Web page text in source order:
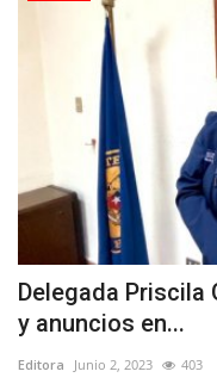
Delegada Priscila
y anuncios en...
Editora Junio 2, 2023 403